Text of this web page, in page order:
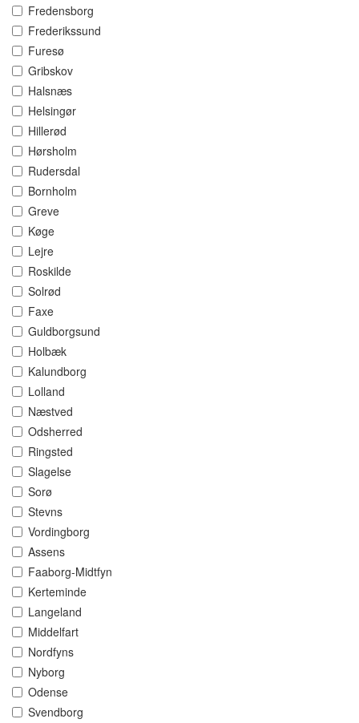
Fredensborg
Frederikssund
Furesø
Gribskov
Halsnæs
Helsingør
Hillerød
Hørsholm
Rudersdal
Bornholm
Greve
Køge
Lejre
Roskilde
Solrød
Faxe
Guldborgsund
Holbæk
Kalundborg
Lolland
Næstved
Odsherred
Ringsted
Slagelse
Sorø
Stevns
Vordingborg
Assens
Faaborg-Midtfyn
Kerteminde
Langeland
Middelfart
Nordfyns
Nyborg
Odense
Svendborg